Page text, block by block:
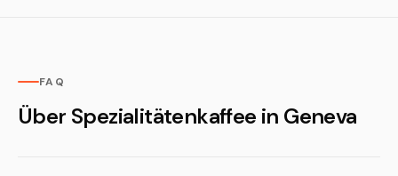
FAQ
Über Spezialitätenkaffee in Geneva